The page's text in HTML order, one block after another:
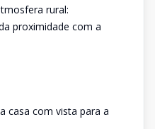
rural:
proximidade com a
casa com vista para a